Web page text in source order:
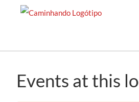
conteúdo
Events at this